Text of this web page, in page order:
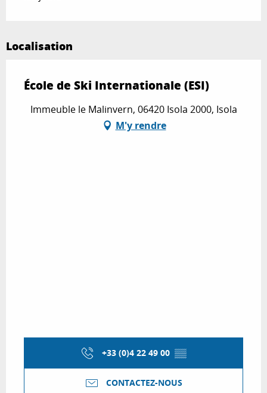
Localisation
École de Ski Internationale (ESI)
Immeuble le Malinvern, 06420 Isola 2000, Isola
M'y rendre
+33 (0)4 22 49 00 ▒▒
CONTACTEZ-NOUS